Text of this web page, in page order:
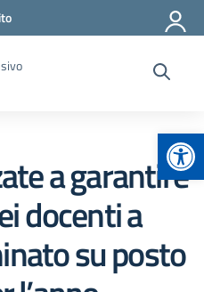
a garantire
docenti a
su posto